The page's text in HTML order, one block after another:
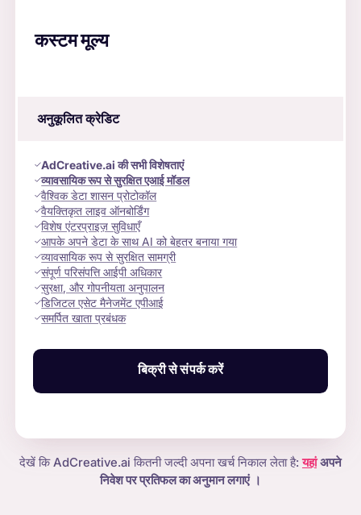
कस्टम मूल्य
अनुकूलित क्रेडिट
AdCreative.ai की सभी विशेषताएं
व्यावसायिक रूप से सुरक्षित एआई मॉडल
वैश्विक डेटा शासन प्रोटोकॉल
वैयक्तिकृत लाइव ऑनबोर्डिंग
विशेष एंटरप्राइज़ सुविधाएँ
आपके अपने डेटा के साथ AI को बेहतर बनाया गया
व्यावसायिक रूप से सुरक्षित सामग्री
संपूर्ण परिसंपत्ति आईपी अधिकार
सुरक्षा, और गोपनीयता अनुपालन
डिजिटल एसेट मैनेजमेंट एपीआई
समर्पित खाता प्रबंधक
बिक्री से संपर्क करें
देखें कि AdCreative.ai कितनी जल्दी अपना खर्च निकाल लेता है:यहां अपने
निवेश पर प्रतिफल का अनुमान लगाएं ।